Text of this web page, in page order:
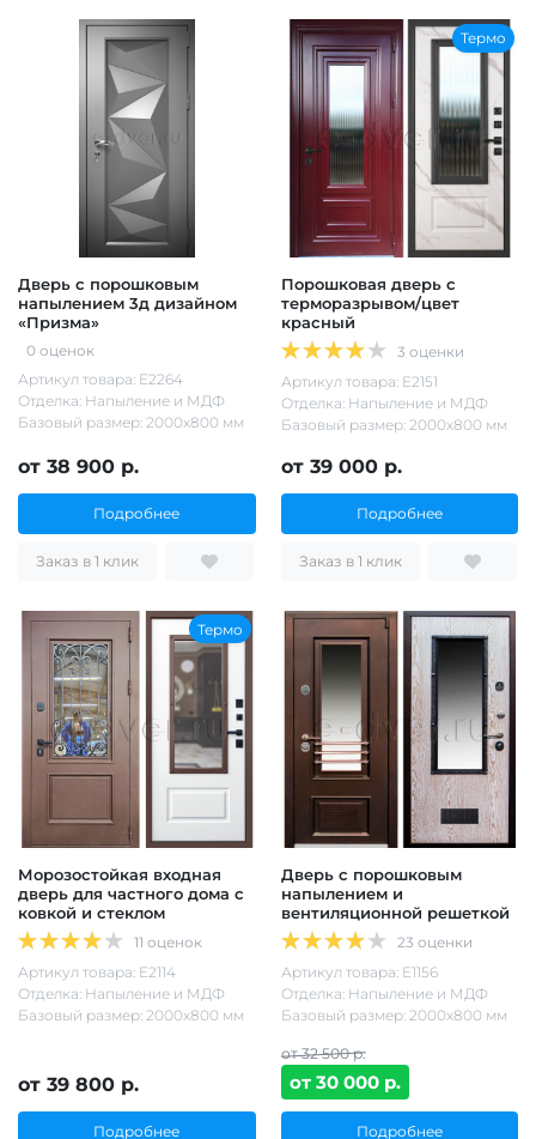
Дверь с порошковым
напылением 3д дизайном
«Призма»
0 оценок
Артикул товара: Е2264
Отделка: Напыление и МДФ
Базовый размер: 2000х800 мм
от 38 900 р.
Подробнее
Заказ в 1 клик
Термо
Порошковая дверь с
терморазрывом/цвет
красный
3 оценки
Артикул товара: Е2151
Отделка: Напыление и МДФ
Базовый размер: 2000х800 мм
от 39 000 р.
Подробнее
Заказ в 1 клик
Термо
Морозостойкая входная
дверь для частного дома с
ковкой и стеклом
11 оценок
Артикул товара: Е2114
Отделка: Напыление и МДФ
Базовый размер: 2000х800 мм
от 39 800 р.
Подробнее
Дверь с порошковым
напылением и
вентиляционной решеткой
23 оценки
Артикул товара: Е1156
Отделка: Напыление и МДФ
Базовый размер: 2000х800 мм
от 32 500 р.
от 30 000 р.
Подробнее